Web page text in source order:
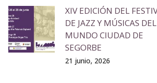
XIV EDICIÓN DEL
DE JAZZ Y MÚSICAS DEL
MUNDO CIUDAD DE
SEGORBE
21 junio, 2026